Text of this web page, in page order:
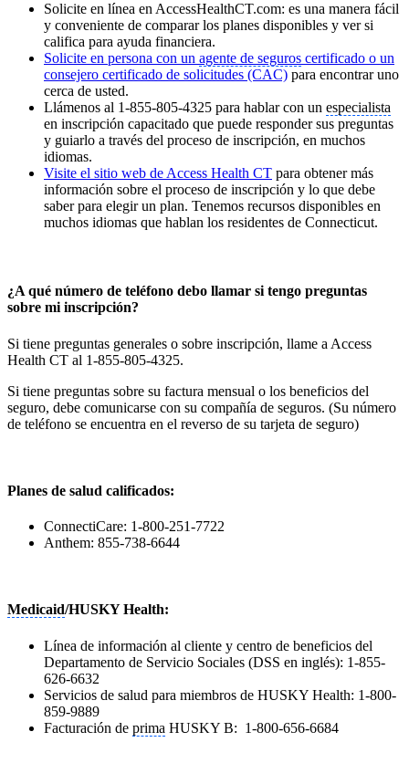
Solicite en línea en AccessHealthCT.com: es una manera fácil
y conveniente de comparar los planes disponibles y ver si
califica para ayuda financiera.
Solicite en persona con un agente de seguros certificado o un
consejero certificado de solicitudes (CAC) para encontrar uno
cerca de usted.
Llámenos al 1-855-805-4325 para hablar con un especialista
en inscripción capacitado que puede responder sus preguntas
y guiarlo a través del proceso de inscripción, en muchos
idiomas.
Visite el sitio web de Access Health CT para obtener más
información sobre el proceso de inscripción y lo que debe
saber para elegir un plan. Tenemos recursos disponibles en
muchos idiomas que hablan los residentes de Connecticut.
¿A qué número de teléfono debo llamar si tengo preguntas
sobre mi inscripción?
Si tiene preguntas generales o sobre inscripción, llame a Access
Health CT al 1-855-805-4325.
Si tiene preguntas sobre su factura mensual o los beneficios del
seguro, debe comunicarse con su compañía de seguros. (Su número
de teléfono se encuentra en el reverso de su tarjeta de seguro)
Planes de salud calificados:
ConnectiCare: 1-800-251-7722
Anthem: 855-738-6644
Medicaid/HUSKY Health:
Línea de información al cliente y centro de beneficios del
Departamento de Servicio Sociales (DSS en inglés): 1-855-
626-6632
Servicios de salud para miembros de HUSKY Health: 1-800-
859-9889
Facturación de prima HUSKY B: 1-800-656-6684